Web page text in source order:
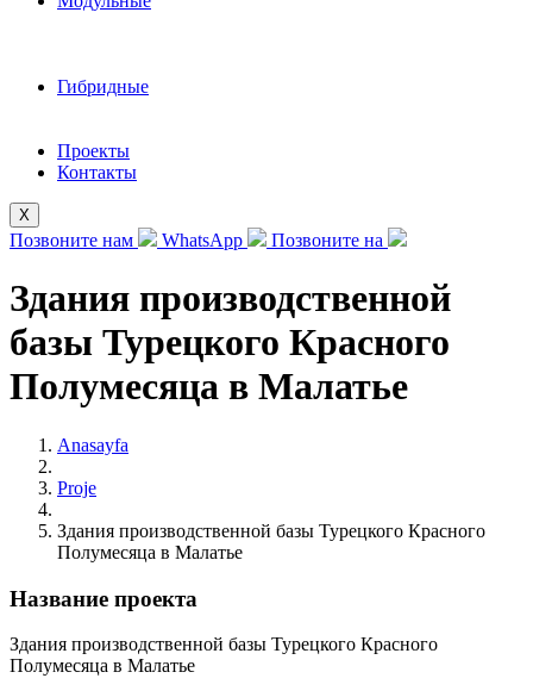
Гибридные
Проекты
Контакты
X
Позвоните нам WhatsApp Позвоните на
Здания производственной
базы Турецкого Красного
Полумесяца в Малатье
Anasayfa
Proje
Здания производственной базы Турецкого Красного
Полумесяца в Малатье
Название проекта
Здания производственной базы Турецкого Красного
Полумесяца в Малатье